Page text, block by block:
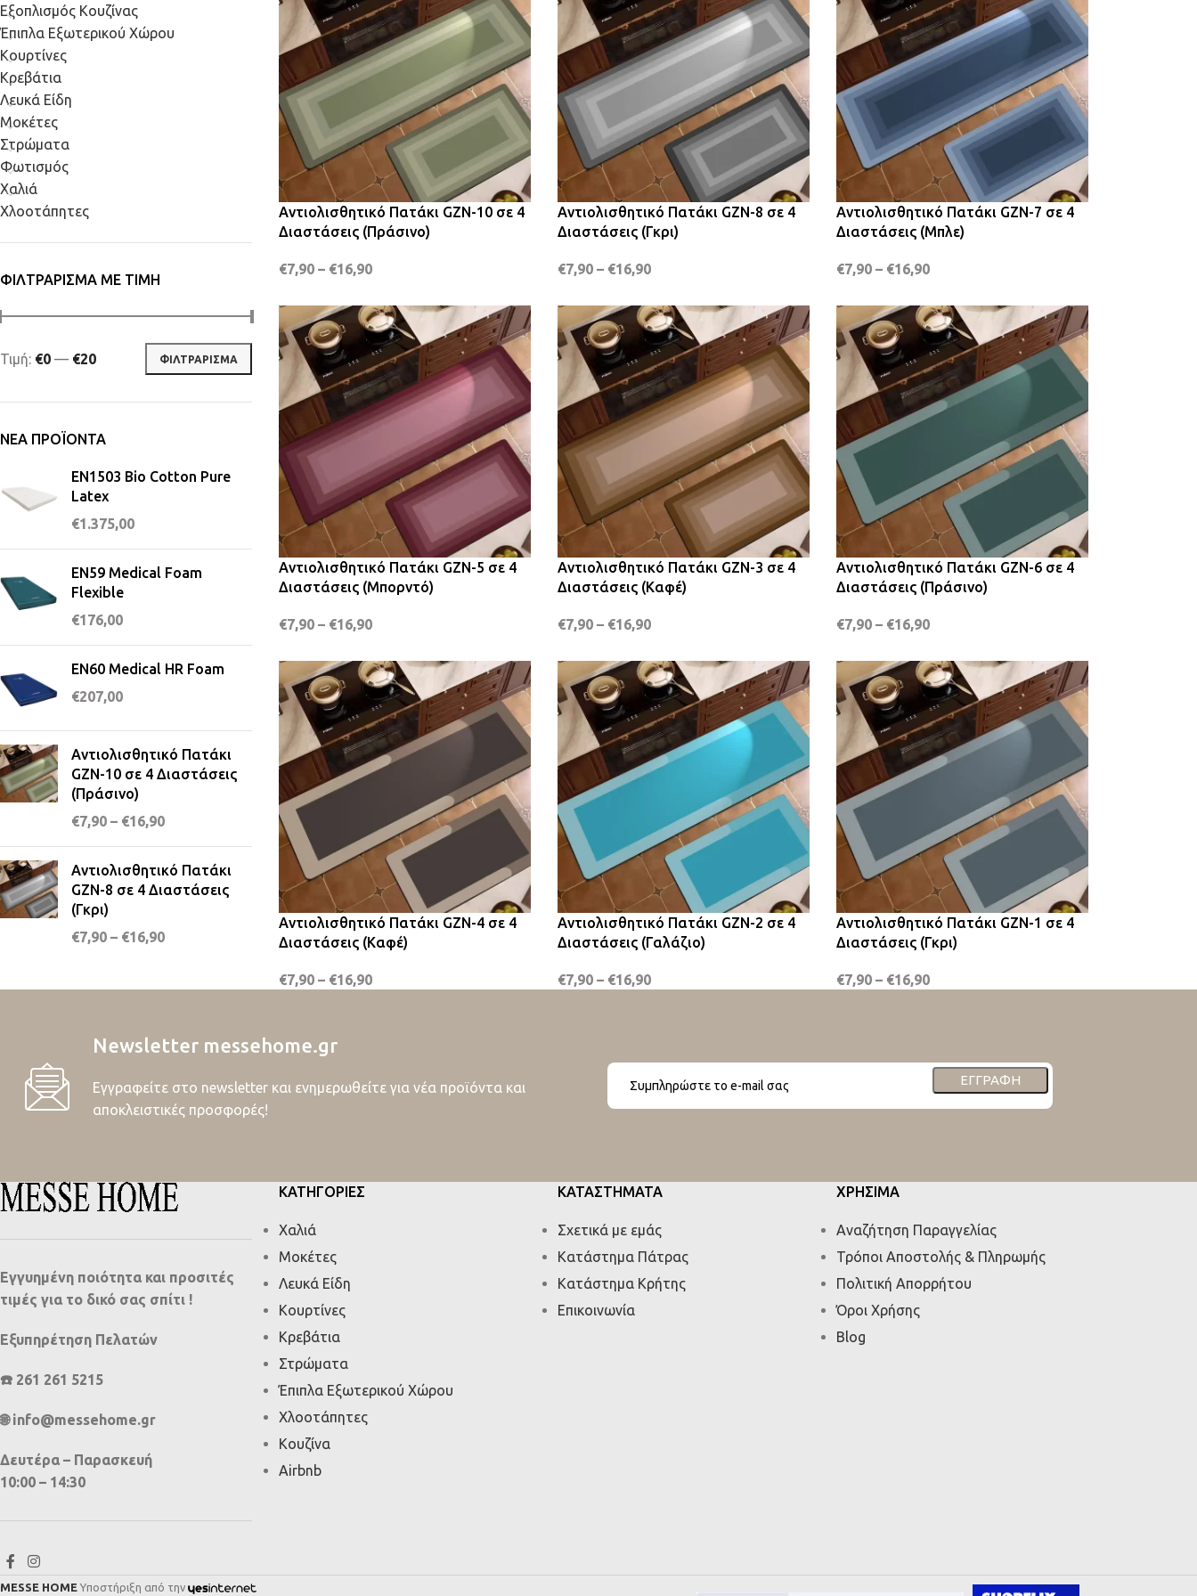
Εξοπλισμός Κουζίνας
Έπιπλα Εξωτερικού Χώρου
Κουρτίνες
Κρεβάτια
Λευκά Είδη
Μοκέτες
Στρώματα
Φωτισμός
Χαλιά
Χλοοτάπητες
ΦΙΛΤΡΆΡΙΣΜΑ ΜΕ ΤΙΜΉ
ΦΙΛΤΡΆΡΙΣΜΑ
Τιμή: €0 — €20
ΝΈΑ ΠΡΟΪΌΝΤΑ
EN1503 Bio Cotton Pure
Latex
€1.375,00
EN59 Medical Foam
Flexible
€176,00
EN60 Medical HR Foam
€207,00
Αντιολισθητικό Πατάκι
GZN-10 σε 4 Διαστάσεις
(Πράσινο)
€7,90 – €16,90
Αντιολισθητικό Πατάκι
GZN-8 σε 4 Διαστάσεις
(Γκρι)
€7,90 – €16,90
Αντιολισθητικό Πατάκι GZN-10 σε 4
Διαστάσεις (Πράσινο)
€7,90 – €16,90
Αντιολισθητικό Πατάκι GZN-8 σε 4
Διαστάσεις (Γκρι)
€7,90 – €16,90
Αντιολισθητικό Πατάκι GZN-7 σε 4
Διαστάσεις (Μπλε)
€7,90 – €16,90
Αντιολισθητικό Πατάκι GZN-5 σε 4
Διαστάσεις (Μπορντό)
€7,90 – €16,90
Αντιολισθητικό Πατάκι GZN-3 σε 4
Διαστάσεις (Καφέ)
€7,90 – €16,90
Αντιολισθητικό Πατάκι GZN-6 σε 4
Διαστάσεις (Πράσινο)
€7,90 – €16,90
Αντιολισθητικό Πατάκι GZN-4 σε 4
Διαστάσεις (Καφέ)
€7,90 – €16,90
Αντιολισθητικό Πατάκι GZN-2 σε 4
Διαστάσεις (Γαλάζιο)
€7,90 – €16,90
Αντιολισθητικό Πατάκι GZN-1 σε 4
Διαστάσεις (Γκρι)
€7,90 – €16,90
Newsletter messehome.gr
Εγγραφείτε στο newsletter και ενημερωθείτε για νέα προϊόντα και
αποκλειστικές προσφορές!
ΕΓΓΡΑΦΉ
Εγγυημένη ποιότητα και προσιτές
τιμές για το δικό σας σπίτι !
Εξυπηρέτηση Πελατών
☎️ 261 261 5215
🌐 info@messehome.gr
Δευτέρα – Παρασκευή
10:00 – 14:30
ΚΑΤΗΓΟΡΙΕΣ
Χαλιά
Μοκέτες
Λευκά Είδη
Κουρτίνες
Κρεβάτια
Στρώματα
Έπιπλα Εξωτερικού Χώρου
Χλοοτάπητες
Κουζίνα
Airbnb
ΚΑΤΑΣΤΗΜΑΤΑ
Σχετικά με εμάς
Κατάστημα Πάτρας
Κατάστημα Κρήτης
Επικοινωνία
ΧΡΗΣΙΜΑ
Αναζήτηση Παραγγελίας
Τρόποι Αποστολής & Πληρωμής
Πολιτική Απορρήτου
Όροι Χρήσης
Blog
MESSE HOME Υποστήριξη από την